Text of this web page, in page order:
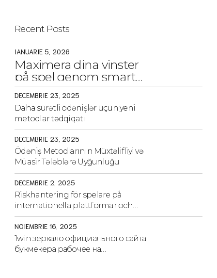
Recent Posts
IANUARIE 5, 2026
Maximera dina vinster
på spel genom smarta
strategier och tips
DECEMBRIE 23, 2025
Daha sürətli ödənişlər üçün yeni
metodlar tədqiqatı
DECEMBRIE 23, 2025
Ödəniş Metodlarının Müxtəlifliyi və
Müasir Tələblərə Uyğunluğu
DECEMBRIE 2, 2025
Riskhantering för spelare på
internationella plattformar och
strategier för säkerhet
NOIEMBRIE 16, 2025
1win зеркало официального сайта
букмекера рабочее на